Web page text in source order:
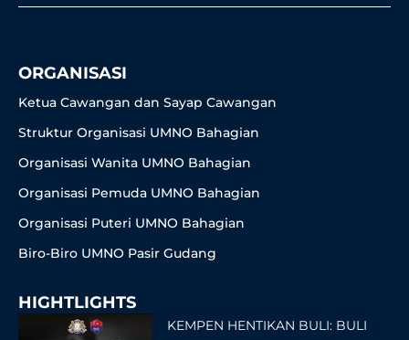
o
r
r
e
ORGANISASI
Ketua Cawangan dan Sayap Cawangan
Struktur Organisasi UMNO Bahagian
Organisasi Wanita UMNO Bahagian
Organisasi Pemuda UMNO Bahagian
Organisasi Puteri UMNO Bahagian
Biro-Biro UMNO Pasir Gudang
HIGHTLIGHTS
KEMPEN HENTIKAN BULI: BULI